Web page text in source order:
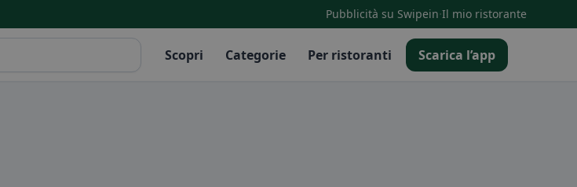
Pubblicità su Swipein·Il mio ristorante
Scopri Categorie Per ristoranti Scarica l’app